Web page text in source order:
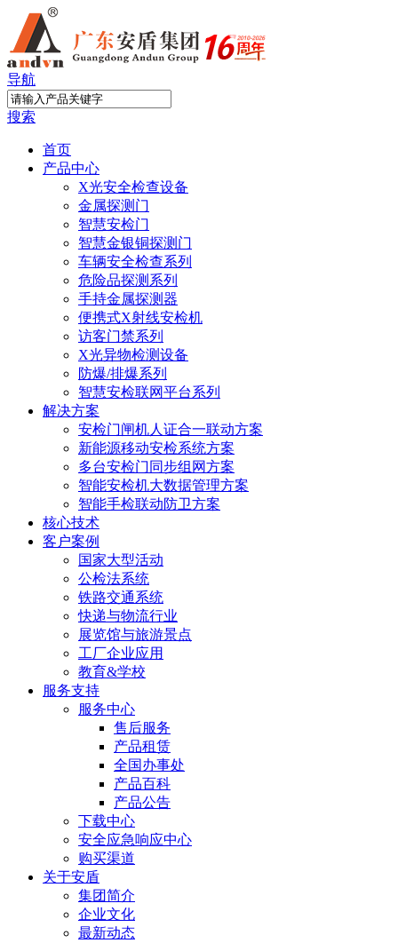
导航
搜索
首页
产品中心
X光安全检查设备
金属探测门
智慧安检门
智慧金银铜探测门
车辆安全检查系列
危险品探测系列
手持金属探测器
便携式X射线安检机
访客门禁系列
X光异物检测设备
防爆/排爆系列
智慧安检联网平台系列
解决方案
安检门闸机人证合一联动方案
新能源移动安检系统方案
多台安检门同步组网方案
智能安检机大数据管理方案
智能手检联动防卫方案
核心技术
客户案例
国家大型活动
公检法系统
铁路交通系统
快递与物流行业
展览馆与旅游景点
工厂企业应用
教育&学校
服务支持
服务中心
售后服务
产品租赁
全国办事处
产品百科
产品公告
下载中心
安全应急响应中心
购买渠道
关于安盾
集团简介
企业文化
最新动态